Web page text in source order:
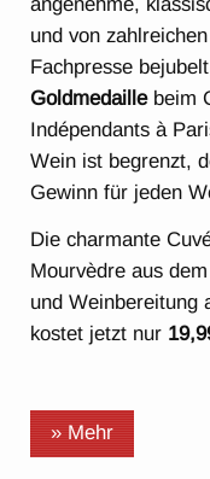
und von
Fachpresse
Goldmedaillebeim
Indépendants à
Wein ist begrenzt,
Gewinn für jeden
Die charmante
Mourvèdre aus
und Weinbereitung
kostet jetzt nur
» Mehr